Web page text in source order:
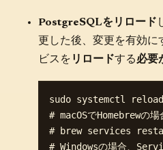
PostgreSQLをリロード
更した後、変更を有効に
ビスを リロードする必要
sudo systemctl
# macOSでHomebrewの場
# brew services